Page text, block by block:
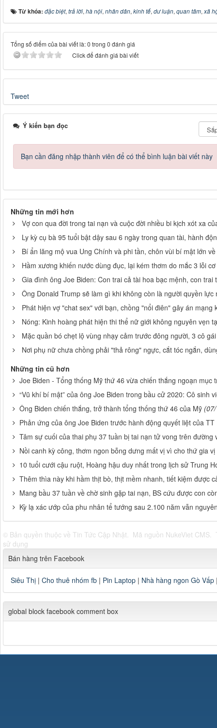
Từ khóa: đặc biệt, trả lời, hà nội, nhân dân, kinh tế, dư luận, quan tâm, xã
Tổng số điểm của bài viết là: 0 trong 0 đánh giá
Click để đánh giá bài viết
Tweet
Ý kiến bạn đọc
Bạn cần đăng nhập thành viên để có thể bình luận bài viết này
Những tin mới hơn
Vợ con qua đời trong tai nạn và cuộc đời nhiều bi kịch xót xa
Ly kỳ cụ bà 95 tuổi bật dậy sau 6 ngày trong quan tài, hành
Bí ẩn lăng mộ vua Ung Chính và phi tần, chôn vùi bí mật lớn
Hầm xương khiến nước dùng đục, lại kém thơm do mắc 3 lỗi
Gia đình ông Joe Biden: Con trai cả tài hoa bạc mệnh, con
Ông Donald Trump sẽ làm gì khi không còn là người quyền lực
Phát hiện vợ "chat sex" với bạn, chồng "nổi điên" gây án mạng
Nóng: Kinh hoàng phát hiện thi thể nữ giới không nguyên vẹn
Mặc quần bó chẹt lộ vùng nhạy cảm trước đông người, 3 cô
Nơi phụ nữ chưa chồng phải "thả rông" ngực, cắt tóc ngắn,
Những tin cũ hơn
Joe Biden - Tổng thống Mỹ thứ 46 vừa chiến thắng ngoạn mục
“Vũ khí bí mật” của ông Joe Biden trong bầu cử 2020: Cô sinh
Ông Biden chiến thắng, trở thành tổng thống thứ 46 của Mỹ
Phản ứng của ông Joe Biden trước hành động quyết liệt của TT
Tâm sự cuối của thai phụ 37 tuần bị tai nạn tử vong trên đường
Nồi canh kỳ công, thơm ngon bỗng dưng mất vị vì cho thứ gia
10 tuổi cưới cậu ruột, Hoàng hậu duy nhất trong lịch sử Trung
Thêm thìa này khi hầm thịt bò, thịt mềm nhanh, tiết kiệm được
Mang bầu 37 tuần về chờ sinh gặp tai nạn, BS cứu được con
Kỳ lạ xác ướp của phu nhân tể tướng sau 2.100 năm vẫn
© Bản quyền thuộc về Tin Tức Cập Nhật Mã nguồn NukeViet CMS
sử dụng
Bán hàng trên Facebook
Siêu Thị | Cho thuê nhóm fb | Pin Laptop | Nhà hàng ngon Gò Vấp
global block facebook comment box